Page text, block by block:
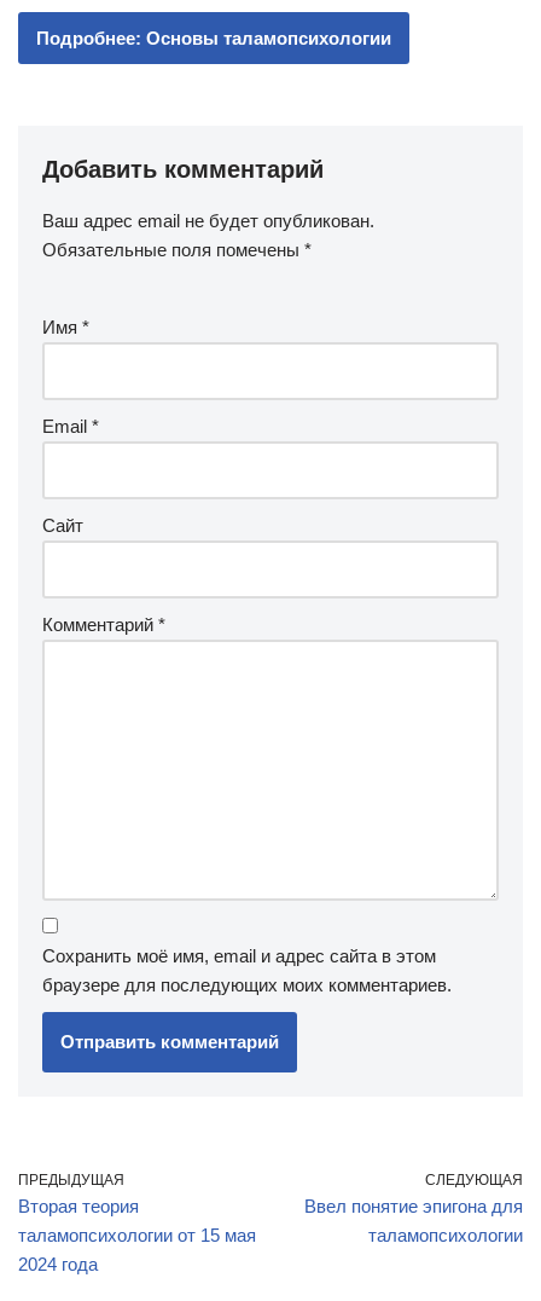
Подробнее: Основы таламопсихологии
Добавить комментарий
Ваш адрес email не будет опубликован.
Обязательные поля помечены *
Имя *
Email *
Сайт
Комментарий *
Сохранить моё имя, email и адрес сайта в этом
браузере для последующих моих комментариев.
ПРЕДЫДУЩАЯ
Вторая теория
таламопсихологии от 15 мая
2024 года
СЛЕДУЮЩАЯ
Ввел понятие эпигона для
таламопсихологии